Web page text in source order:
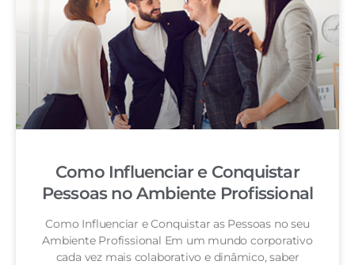
Como Influenciar e Conquistar
Pessoas no Ambiente Profissional
Como Influenciar e Conquistar as Pessoas no seu
Ambiente Profissional Em um mundo corporativo
cada vez mais colaborativo e dinâmico, saber